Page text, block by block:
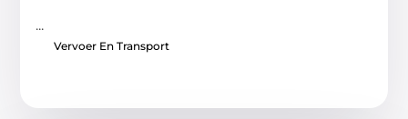
...
Vervoer En Transport